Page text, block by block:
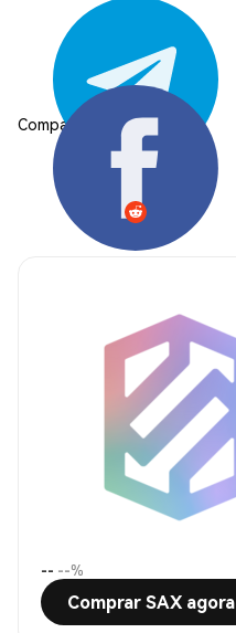
Compartilhar:
-- --%
Comprar SAX agora